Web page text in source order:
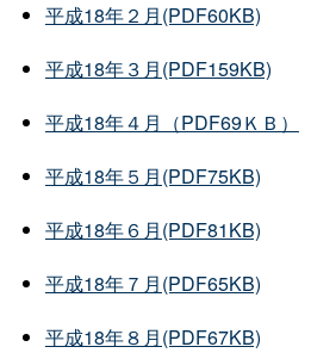
平成18年２月(PDF60KB)
平成18年３月(PDF159KB)
平成18年４月（PDF69ＫＢ）
平成18年５月(PDF75KB)
平成18年６月(PDF81KB)
平成18年７月(PDF65KB)
平成18年８月(PDF67KB)